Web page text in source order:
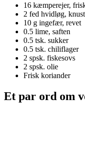
16 kæmperejer,
2 fed hvidløg, knust
10 g ingefær, revet
0.5 lime, saften
0.5 tsk. sukker
0.5 tsk. chiliflager
2 spsk. fiskesovs
2 spsk. olie
Frisk koriander
Et par ord om